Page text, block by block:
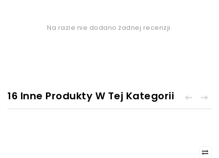
Na razie nie dodano żadnej recenzji.
16 Inne Produkty W Tej Kategorii